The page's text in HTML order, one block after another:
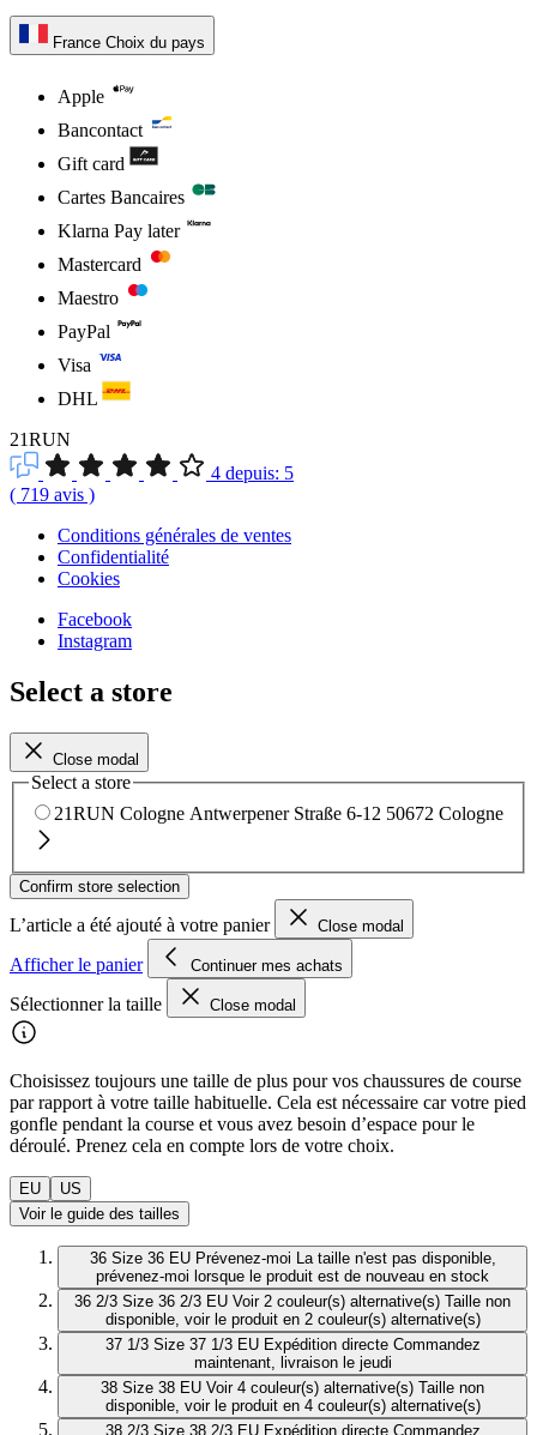
France Choix du pays
Apple
Bancontact
Gift card
Cartes Bancaires
Klarna Pay later
Mastercard
Maestro
PayPal
Visa
DHL
21RUN
4 depuis: 5
( 719 avis )
Conditions générales de ventes
Confidentialité
Cookies
Facebook
Instagram
Select a store
Close modal
Select a store
21RUN Cologne Antwerpener Straße 6-12 50672 Cologne
Confirm store selection
L’article a été ajouté à votre panier Close modal
Afficher le panier Continuer mes achats
Sélectionner la taille Close modal
Choisissez toujours une taille de plus pour vos chaussures de course
par rapport à votre taille habituelle. Cela est nécessaire car votre pied
gonfle pendant la course et vous avez besoin d’espace pour le
déroulé. Prenez cela en compte lors de votre choix.
EU
US
Voir le guide des tailles
36 Size 36 EU Prévenez-moi La taille n'est pas disponible,
prévenez-moi lorsque le produit est de nouveau en stock
36 2/3 Size 36 2/3 EU Voir 2 couleur(s) alternative(s) Taille non
disponible, voir le produit en 2 couleur(s) alternative(s)
37 1/3 Size 37 1/3 EU Expédition directe Commandez
maintenant, livraison le jeudi
38 Size 38 EU Voir 4 couleur(s) alternative(s) Taille non
disponible, voir le produit en 4 couleur(s) alternative(s)
38 2/3 Size 38 2/3 EU Expédition directe Commandez